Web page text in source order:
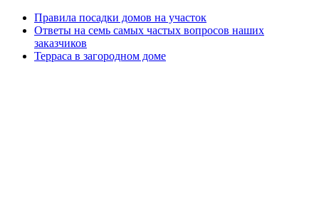
Правила посадки домов на участок
Ответы на семь самых частых вопросов наших
заказчиков
Терраса в загородном доме